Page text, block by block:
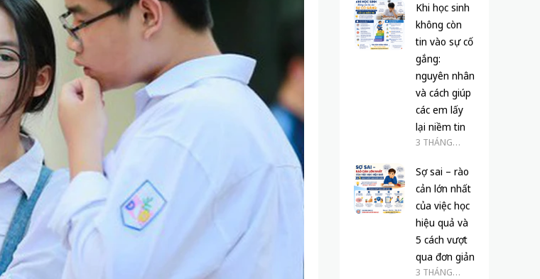
Khi học sinh
không còn
tin vào sự cố
gắng:
nguyên nhân
và cách giúp
các em lấy
lại niềm tin
3 THÁNG
Sợ sai – rào
cản lớn nhất
của việc học
hiệu quả và
5 cách vượt
qua đơn giản
3 THÁNG